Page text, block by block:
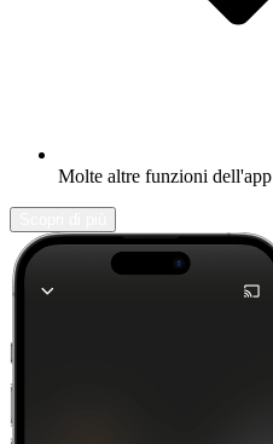
Molte altre funzioni dell'app